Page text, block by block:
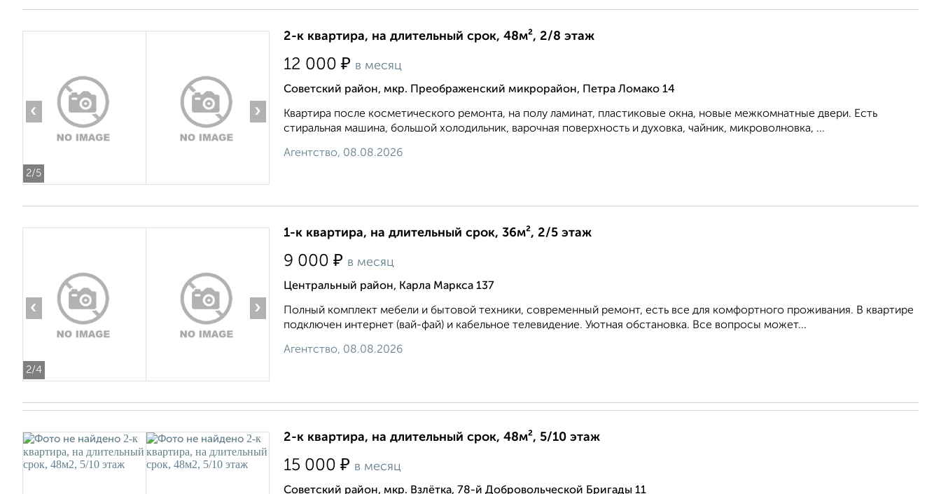
2/5
‹ ›
2-к квартира, на длительный срок, 48м², 2/8 этаж
12 000 ₽ в месяц
Советский район, мкр. Преображенский микрорайон, Петра Ломако 14
Квартира после косметического ремонта, на полу ламинат, пластиковые окна, новые межкомнатные двери. Есть
стиральная машина, большой холодильник, варочная поверхность и духовка, чайник, микроволновка, ...
Агентство, 08.08.2026
2/4
‹ ›
1-к квартира, на длительный срок, 36м², 2/5 этаж
9 000 ₽ в месяц
Центральный район, Карла Маркса 137
Полный комплект мебели и бытовой техники, современный ремонт, есть все для комфортного проживания. В квартире
подключен интернет (вай-фай) и кабельное телевидение. Уютная обстановка. Все вопросы может...
Агентство, 08.08.2026
2-к квартира, на длительный срок, 48м², 5/10 этаж
15 000 ₽ в месяц
Советский район, мкр. Взлётка, 78-й Добровольческой Бригады 11